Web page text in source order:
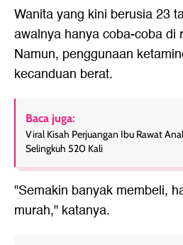
Wanita yang kini berusia 23
awalnya hanya coba-coba di
Namun, penggunaan
kecanduan berat.
Baca juga:
Viral Kisah Perjuangan Ibu Rawat
Selingkuh 520 Kali
"Semakin banyak membeli,
murah," katanya.